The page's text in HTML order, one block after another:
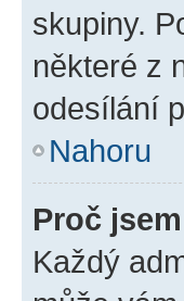
skupiny.
některé z
odesílání
Nahoru
Proč
Každý